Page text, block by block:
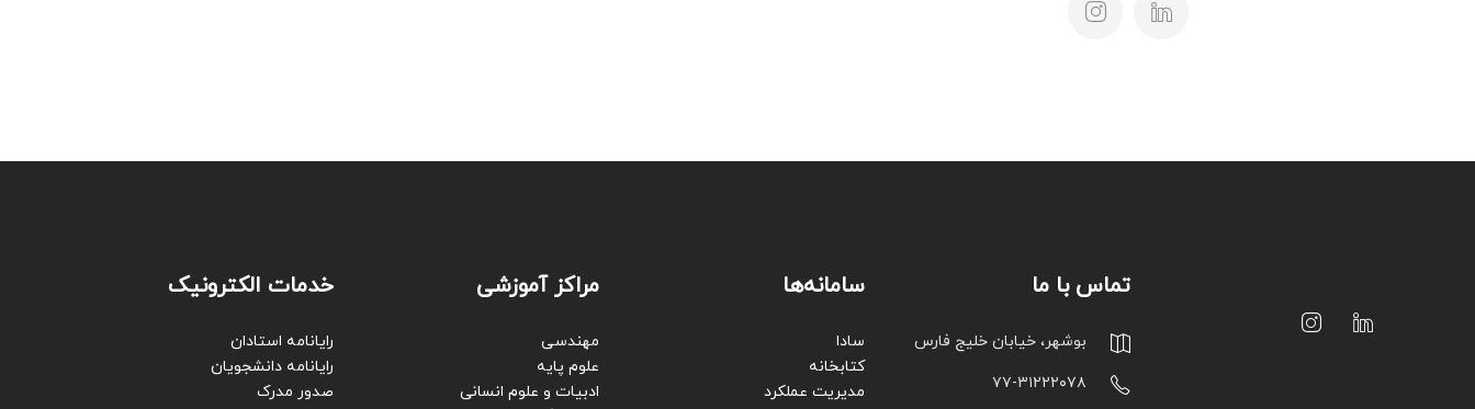
تماس با ما
بوشهر، خیابان خلیج فارس
۷۷-۳۱۲۲۲۰۷۸
سامانه‌ها
سادا
کتابخانه
مدیریت عملکرد
مراکز آموزشی
مهندسی
علوم پایه
ادبیات و علوم انسانی
خدمات الکترونیک
رایانامه استادان
رایانامه دانشجویان
صدور مدرک